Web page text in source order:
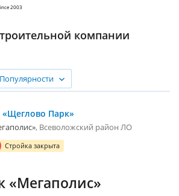
2003
компании
Популярности
Парк»
Всеволожский район ЛО
Стройка закрыта
«Мегаполис»